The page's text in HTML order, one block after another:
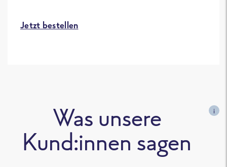
Jetzt bestellen
Was unsere
Kund:innen sagen
i